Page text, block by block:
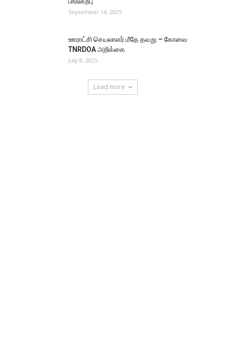
September 14, 2025
ஊராட்சி செயலாளர் மீதே தவறு – கோவை
TNRDOA அறிக்கை
July 8, 2025
Load more